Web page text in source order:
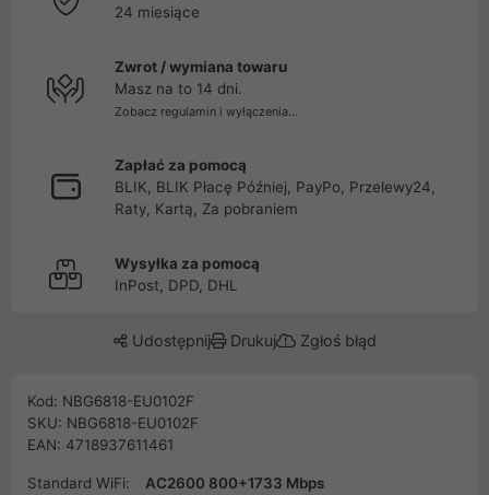
24 miesiące
Zwrot / wymiana towaru
Masz na to 14 dni.
Zobacz regulamin i wyłączenia...
Zapłać za pomocą
BLIK, BLIK Płacę Później, PayPo, Przelewy24,
Raty, Kartą, Za pobraniem
Wysyłka za pomocą
InPost, DPD, DHL
Udostępnij Drukuj Zgłoś błąd
Kod: NBG6818-EU0102F
SKU: NBG6818-EU0102F
EAN: 4718937611461
Standard WiFi:
AC2600 800+1733 Mbps